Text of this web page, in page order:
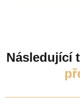
Následující